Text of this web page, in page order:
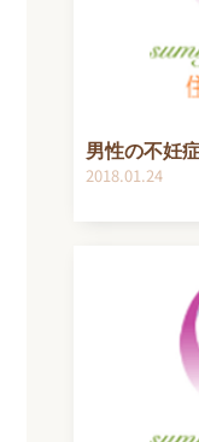
男性の不妊
2018.01.24